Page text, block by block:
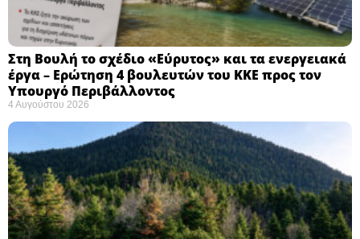
Στη Βουλή το σχέδιο «Εύρυτος» και τα ενεργειακά
έργα – Ερώτηση 4 βουλευτών του ΚΚΕ προς τον
Υπουργό Περιβάλλοντος
4 Αυγούστου 2026